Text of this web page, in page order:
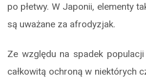
po płetwy. W Japonii, elementy
są uważane za afrodyzjak.
Ze względu na spadek
całkowitą ochroną w niektórych